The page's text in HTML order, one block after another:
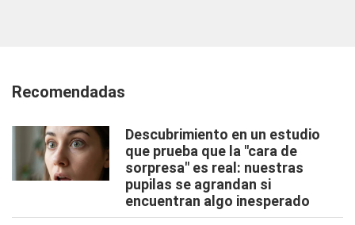
Recomendadas
Descubrimiento en un estudio
que prueba que la "cara de
sorpresa" es real: nuestras
pupilas se agrandan si
encuentran algo inesperado